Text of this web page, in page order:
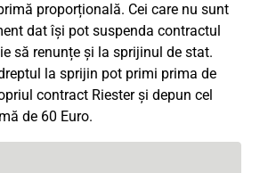
proporțională. Cei care nu sunt
dat își pot suspenda contractul
să renunțe și la sprijinul de stat.
la sprijin pot primi prima de
contract Riester și depun cel
de 60 Euro.